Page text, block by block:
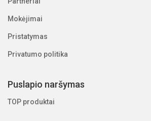
Mokėjimai
Pristatymas
Privatumo politika
Puslapio naršymas
TOP produktai